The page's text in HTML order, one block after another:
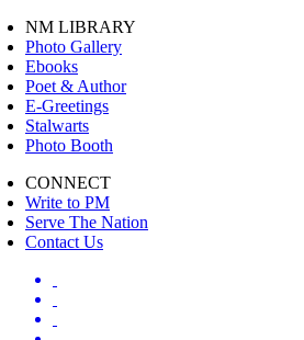
NM LIBRARY
Photo Gallery
Ebooks
Poet & Author
E-Greetings
Stalwarts
Photo Booth
CONNECT
Write to PM
Serve The Nation
Contact Us